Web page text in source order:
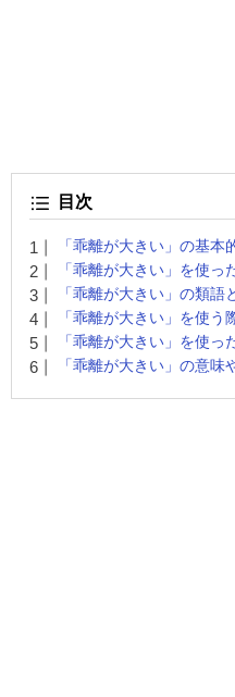
目次
「乖離が大きい」の基本
「乖離が大きい」を使っ
「乖離が大きい」の類語
「乖離が大きい」を使う
「乖離が大きい」を使っ
「乖離が大きい」の意味